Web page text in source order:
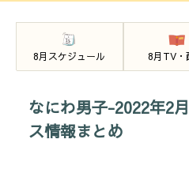
8月スケジュール 8月TV・
なにわ男子-2022年2
ス情報まとめ